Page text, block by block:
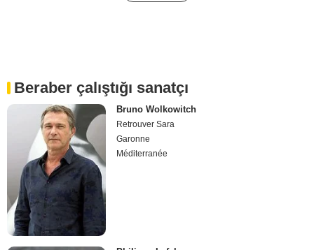
Beraber çalıştığı sanatçı
Bruno Wolkowitch
Retrouver Sara
Garonne
Méditerranée